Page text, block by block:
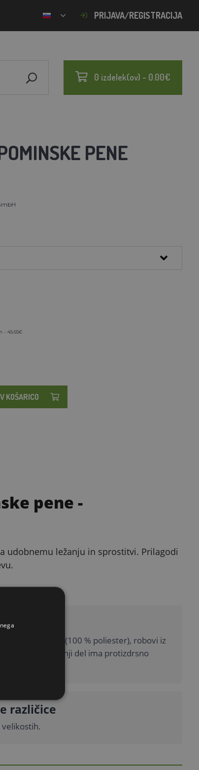
PRIJAVA/REGISTRACIJA
0 izdelek(ov) - 0.00€
PENE
- 45.65€
V KOŠARICO
pene -
udobnemu ležanju in sprostitvi. Prilagodi
prevleka
umetnega flisa (100 % poliester), robovi iz
poliester). Spodnji del ima protizdrsno
različice
velikostih.